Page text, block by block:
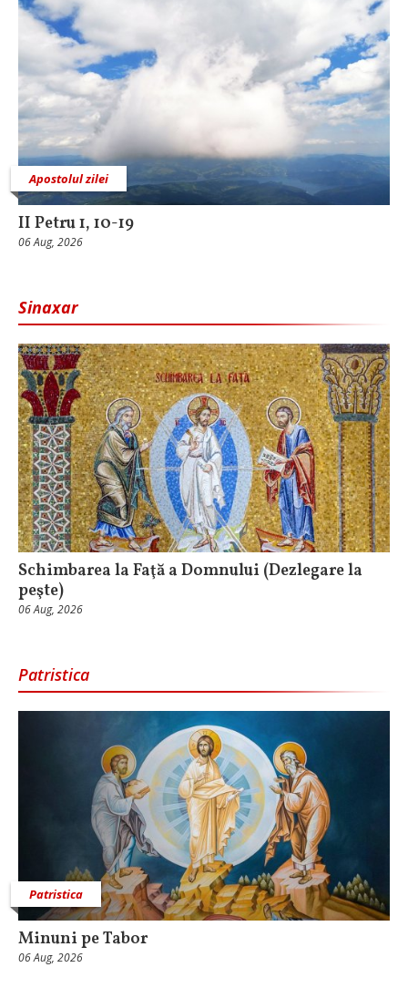
Apostolul zilei
II Petru 1, 10-19
06 Aug, 2026
Sinaxar
Schimbarea la Faţă a Domnului (Dezlegare la
peşte)
06 Aug, 2026
Patristica
Patristica
Minuni pe Tabor
06 Aug, 2026